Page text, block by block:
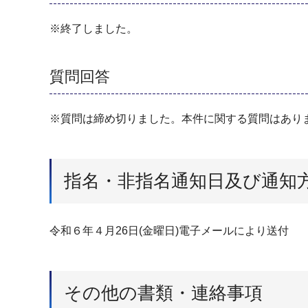
※終了しました。
質問回答
※質問は締め切りました。本件に関する質問はあり
指名・非指名通知日及び通知
令和６年４月26日(金曜日)電子メールにより送付
その他の書類・連絡事項